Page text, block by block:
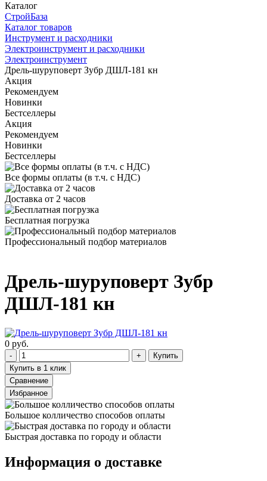
Каталог
СтройБаза
Каталог товаров
Инструмент и расходники
Электроинструмент и расходники
Электроинструмент
Дрель-шуруповерт Зубр ДШЛ-181 кн
Акция
Рекомендуем
Новинки
Бестселлеры
Акция
Рекомендуем
Новинки
Бестселлеры
Все формы оплаты (в т.ч. с НДС)
Доставка от 2 часов
Бесплатная погрузка
Профессиональный подбор материалов
Дрель-шуруповерт Зубр
ДШЛ-181 кн
0 руб.
Купить
Купить в 1 клик
Сравнение
Избранное
Большое колличество способов оплаты
Быстрая доставка по городу и области
Информация о доставке